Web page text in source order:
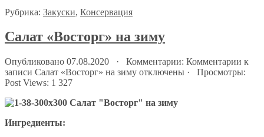
Рубрика: Закуски, Консервация
Салат «Восторг» на зиму
Опубликовано 07.08.2020 · Комментарии: Комментарии к
записи Салат «Восторг» на зиму отключены · Просмотры:
Post Views: 1 327
Ингредиенты: